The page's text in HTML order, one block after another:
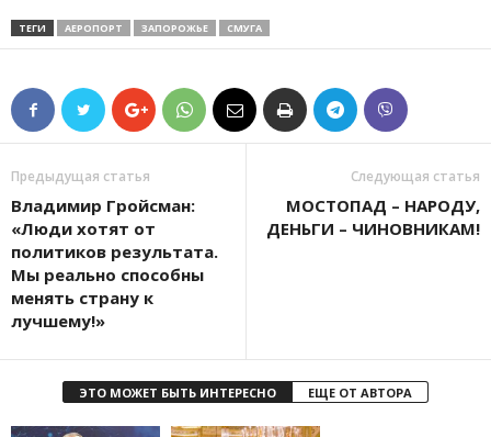
ТЕГИ АЕРОПОРТ ЗАПОРОЖЬЕ СМУГА
Предыдущая статья
Владимир Гройсман:
«Люди хотят от
политиков результата.
Мы реально способны
менять страну к
лучшему!»
Следующая статья
МОСТОПАД – НАРОДУ,
ДЕНЬГИ – ЧИНОВНИКАМ!
ЭТО МОЖЕТ БЫТЬ ИНТЕРЕСНО ЕЩЕ ОТ АВТОРА